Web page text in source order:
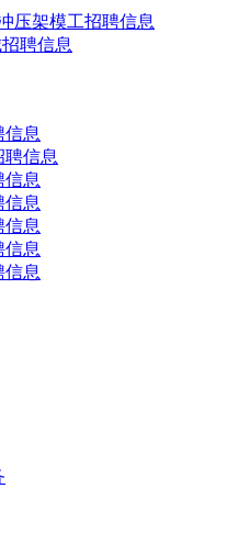
压架模工招聘信息
聘信息
信息
聘信息
信息
信息
信息
信息
信息